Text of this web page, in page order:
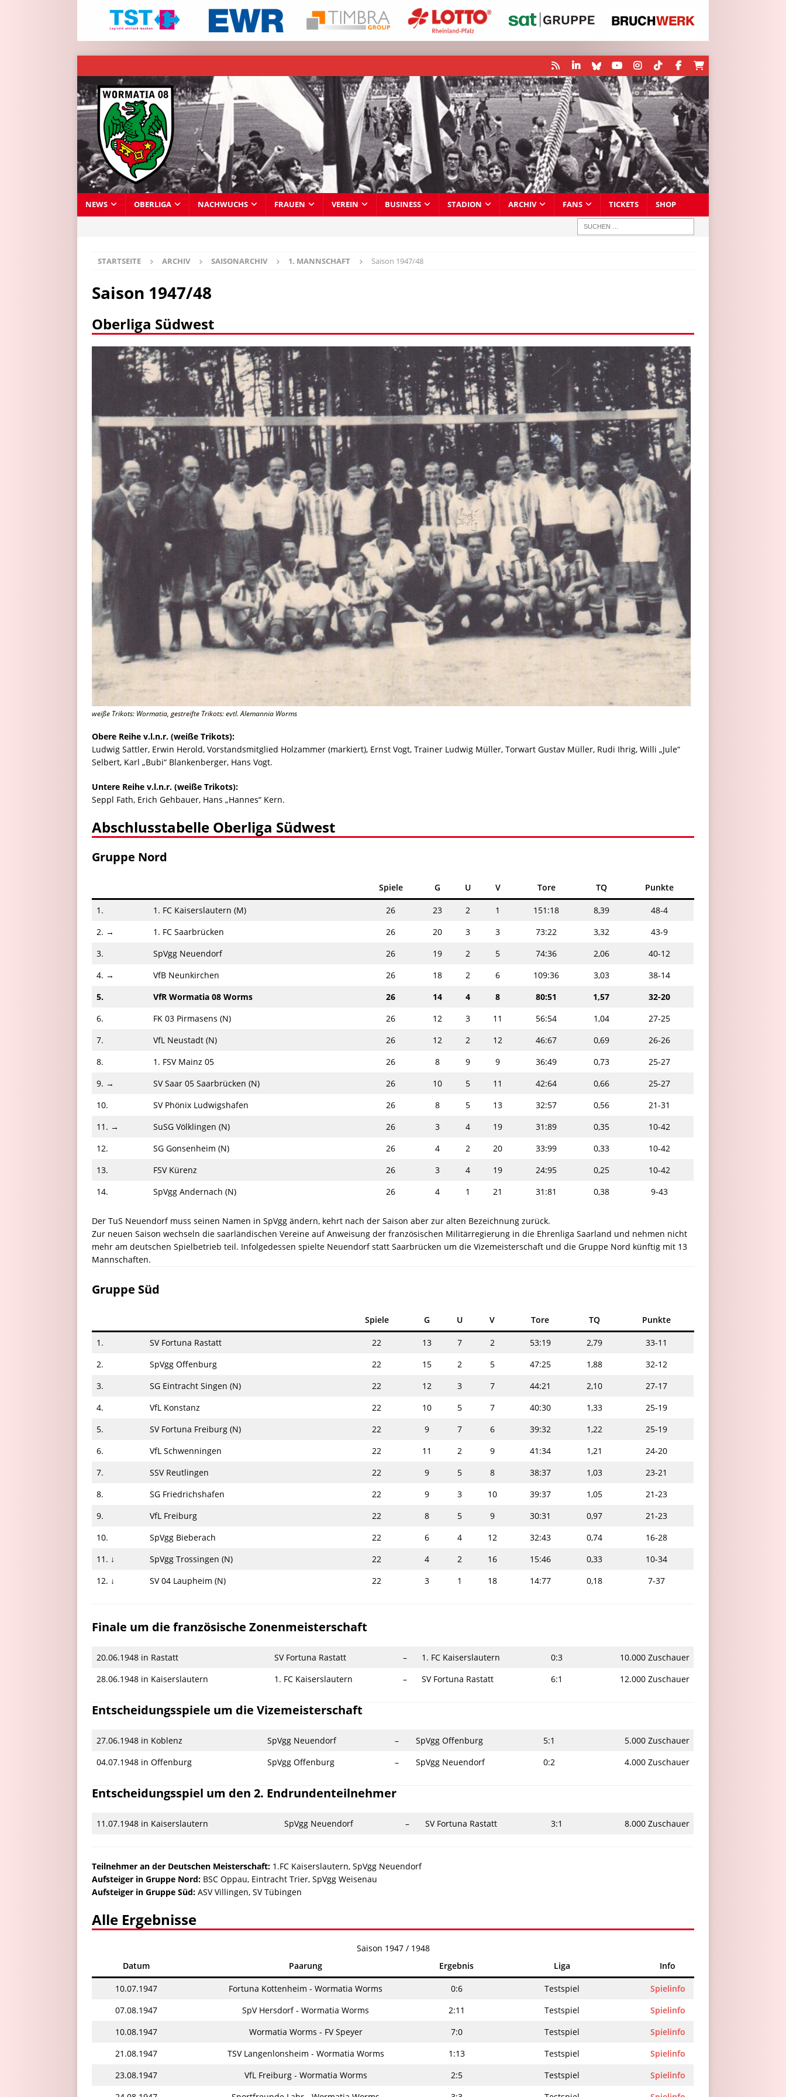
NEWS OBERLIGA NACHWUCHS FRAUEN VEREIN BUSINESS STADION ARCHIV FANS TICKETS SHOP
STARTSEITE ARCHIV SAISONARCHIV 1. MANNSCHAFT Saison 1947/48
Saison 1947/48
Oberliga Südwest
weiße Trikots: Wormatia, gestreifte Trikots: evtl. Alemannia Worms
Obere Reihe v.l.n.r. (weiße Trikots):
Ludwig Sattler, Erwin Herold, Vorstandsmitglied Holzammer (markiert), Ernst Vogt, Trainer Ludwig Müller, Torwart Gustav Müller, Rudi Ihrig, Willi „Jule“
Selbert, Karl „Bubi“ Blankenberger, Hans Vogt.
Untere Reihe v.l.n.r. (weiße Trikots):
Seppl Fath, Erich Gehbauer, Hans „Hannes“ Kern.
Abschlusstabelle Oberliga Südwest
Gruppe Nord
Spiele G U V Tore TQ Punkte
1. 1. FC Kaiserslautern (M) 26 23 2 1 151:18 8,39
48-4
2. →
1. FC Saarbrücken 26 20 3 3 73:22 3,32
43-9
3.
SpVgg Neuendorf 26 19 2 5 74:36 2,06
40-12
4. →
VfB Neunkirchen 26 18 2 6 109:36 3,03
38-14
5.
VfR Wormatia 08 Worms 26 14 4 8 80:51 1,57
32-20
6.
FK 03 Pirmasens (N) 26 12 3 11 56:54 1,04
27-25
7.
VfL Neustadt (N) 26 12 2 12 46:67 0,69
26-26
8.
1. FSV Mainz 05 26 8 9 9 36:49 0,73
25-27
9. →
SV Saar 05 Saarbrücken (N) 26 10 5 11 42:64 0,66
25-27
10.
SV Phönix Ludwigshafen 26 8 5 13 32:57 0,56
21-31
11. →
SuSG Völklingen (N) 26 3 4 19 31:89 0,35
10-42
12.
SG Gonsenheim (N) 26 4 2 20 33:99 0,33
10-42
13.
FSV Kürenz 26 3 4 19 24:95 0,25
10-42
14.
SpVgg Andernach (N) 26 4 1 21 31:81 0,38 9-43
Der TuS Neuendorf muss seinen Namen in SpVgg ändern, kehrt nach der Saison aber zur alten Bezeichnung zurück.
Zur neuen Saison wechseln die saarländischen Vereine auf Anweisung der französischen Militärregierung in die Ehrenliga Saarland und nehmen nicht
mehr am deutschen Spielbetrieb teil. Infolgedessen spielte Neuendorf statt Saarbrücken um die Vizemeisterschaft und die Gruppe Nord künftig mit 13
Mannschaften.
Gruppe Süd
Spiele G U V Tore TQ Punkte
1. SV Fortuna Rastatt 22 13 7 2 53:19 2,79
33-11
2.
SpVgg Offenburg 22 15 2 5 47:25 1,88
32-12
3.
SG Eintracht Singen (N) 22 12 3 7 44:21 2,10
27-17
4.
VfL Konstanz 22 10 5 7 40:30 1,33
25-19
5.
SV Fortuna Freiburg (N) 22 9 7 6 39:32 1,22
25-19
6.
VfL Schwenningen 22 11 2 9 41:34 1,21
24-20
7.
SSV Reutlingen 22 9 5 8 38:37 1,03
23-21
8.
SG Friedrichshafen 22 9 3 10 39:37 1,05
21-23
9.
VfL Freiburg 22 8 5 9 30:31 0,97
21-23
10.
SpVgg Bieberach 22 6 4 12 32:43 0,74
16-28
11. ↓
SpVgg Trossingen (N) 22 4 2 16 15:46 0,33
10-34
12. ↓
SV 04 Laupheim (N) 22 3 1 18 14:77 0,18 7-37
Finale um die französische Zonenmeisterschaft
20.06.1948 in Rastatt SV Fortuna Rastatt – 1. FC Kaiserslautern 0:3
10.000 Zuschauer
28.06.1948 in Kaiserslautern
1. FC Kaiserslautern – SV Fortuna Rastatt 6:1 12.000 Zuschauer
Entscheidungsspiele um die Vizemeisterschaft
27.06.1948 in Koblenz SpVgg Neuendorf – SpVgg Offenburg 5:1
5.000 Zuschauer
04.07.1948 in Offenburg
SpVgg Offenburg – SpVgg Neuendorf 0:2 4.000 Zuschauer
Entscheidungsspiel um den 2. Endrundenteilnehmer
11.07.1948 in Kaiserslautern SpVgg Neuendorf – SV Fortuna Rastatt 3:1 8.000 Zuschauer
Teilnehmer an der Deutschen Meisterschaft: 1.FC Kaiserslautern, SpVgg Neuendorf
Aufsteiger in Gruppe Nord: BSC Oppau, Eintracht Trier, SpVgg Weisenau
Aufsteiger in Gruppe Süd: ASV Villingen, SV Tübingen
Alle Ergebnisse
Saison 1947 / 1948
Datum
Paarung Ergebnis Liga Info
10.07.1947 Fortuna Kottenheim - Wormatia Worms 0:6 Testspiel
Spielinfo
07.08.1947
SpV Hersdorf - Wormatia Worms 2:11 Testspiel
Spielinfo
10.08.1947
Wormatia Worms - FV Speyer 7:0 Testspiel
Spielinfo
21.08.1947
TSV Langenlonsheim - Wormatia Worms 1:13 Testspiel
Spielinfo
23.08.1947
VfL Freiburg - Wormatia Worms 2:5 Testspiel
Spielinfo